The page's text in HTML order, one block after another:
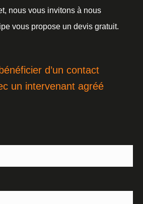
nous vous invitons à nous
vous propose un devis gratuit.
d’un contact
un intervenant agréé